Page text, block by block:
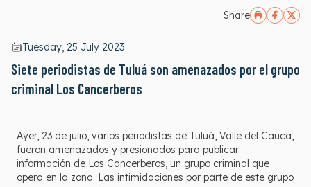
Share
Tuesday, 25 July 2023
Siete periodistas de Tuluá son amenazados por el grupo
criminal Los Cancerberos
Ayer, 23 de julio, varios periodistas de Tuluá, Valle del Cauca,
fueron amenazados y presionados para publicar
información de Los Cancerberos, un grupo criminal que
opera en la zona. Las intimidaciones por parte de este grupo